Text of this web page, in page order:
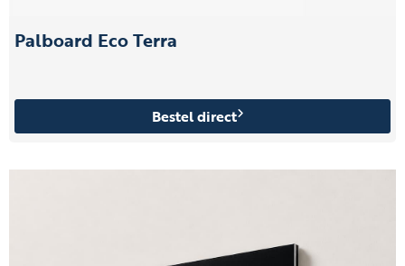
Palboard Eco Terra
Bestel direct